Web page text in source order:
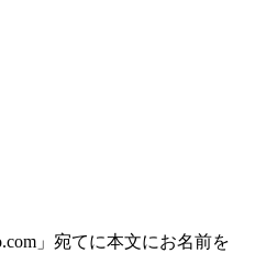
」宛てに本文にお名前を